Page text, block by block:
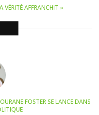
VÉRITÉ AFFRANCHIT »
FOSTER SE LANCE DANS